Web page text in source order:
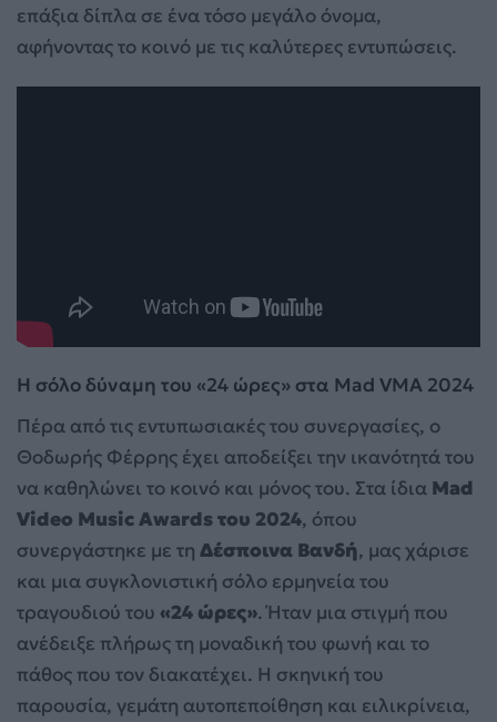
επάξια δίπλα σε ένα τόσο μεγάλο όνομα,
αφήνοντας το κοινό με τις καλύτερες εντυπώσεις.
Η σόλο δύναμη του «24 ώρες» στα Mad VMA 2024
Πέρα από τις εντυπωσιακές του συνεργασίες, ο
Θοδωρής Φέρρης έχει αποδείξει την ικανότητά του
να καθηλώνει το κοινό και μόνος του. Στα ίδια Mad
Video Music Awards του 2024, όπου
συνεργάστηκε με τη Δέσποινα Βανδή, μας χάρισε
και μια συγκλονιστική σόλο ερμηνεία του
τραγουδιού του «24 ώρες». Ήταν μια στιγμή που
ανέδειξε πλήρως τη μοναδική του φωνή και το
πάθος που τον διακατέχει. Η σκηνική του
παρουσία, γεμάτη αυτοπεποίθηση και ειλικρίνεια,